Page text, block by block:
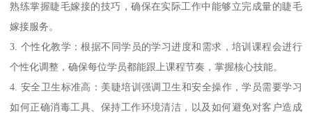
熟练掌握睫毛嫁接的技巧，确保在实际工作中能够立完成量的睫毛
嫁接服务。
3. 个性化教学：根据不同学员的学习进度和需求，培训课程会进行
个性化调整，确保每位学员都能跟上课程节奏，掌握核心技能。
4. 安全卫生标准高：美睫培训强调卫生和安全操作，学员需要学习
如何正确消毒工具、保持工作环境清洁，以及如何避免对客户造成